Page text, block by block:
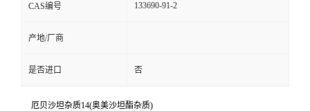
CAS编号 133690-91-2
产地/厂商
是否进口 否
厄贝沙坦杂质14(奥美沙坦酯杂质)